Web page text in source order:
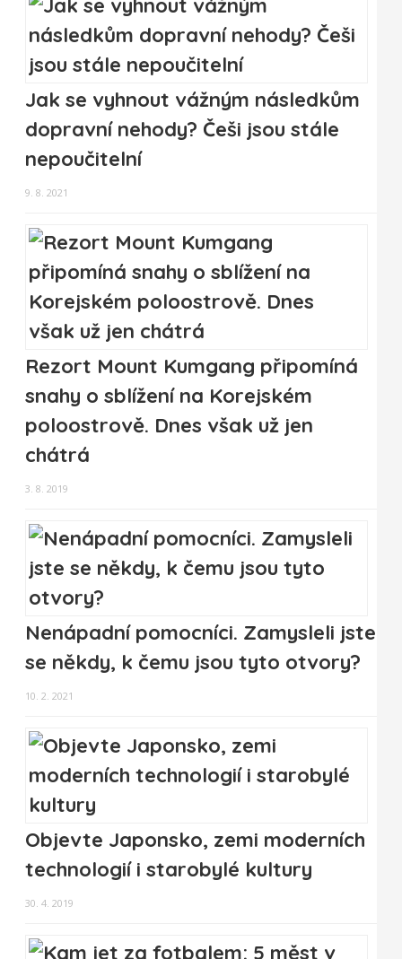
Jak se vyhnout vážným následkům
dopravní nehody? Češi jsou stále
nepoučitelní
9. 8. 2021
Rezort Mount Kumgang připomíná
snahy o sblížení na Korejském
poloostrově. Dnes však už jen
chátrá
3. 8. 2019
Nenápadní pomocníci. Zamysleli jste
se někdy, k čemu jsou tyto otvory?
10. 2. 2021
Objevte Japonsko, zemi moderních
technologií i starobylé kultury
30. 4. 2019